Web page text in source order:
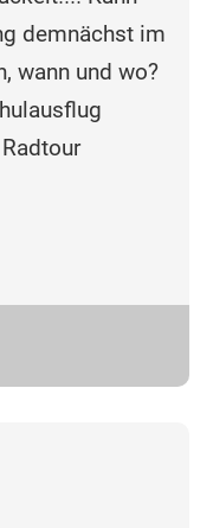
demnächst im
wann und wo?